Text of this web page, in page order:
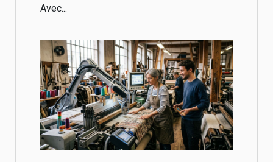
Avec...